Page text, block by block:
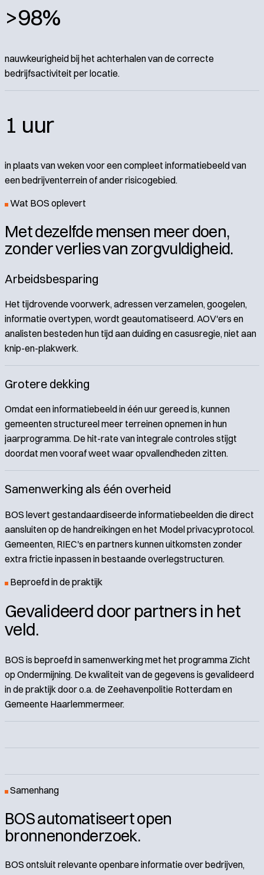
>98%
nauwkeurigheid bij het achterhalen van de correcte
bedrijfsactiviteit per locatie.
1 uur
in plaats van weken voor een compleet informatiebeeld van
een bedrijventerrein of ander risicogebied.
Wat BOS oplevert
Met dezelfde mensen meer doen,
zonder verlies van zorgvuldigheid.
Arbeidsbesparing
Het tijdrovende voorwerk, adressen verzamelen, googelen,
informatie overtypen, wordt geautomatiseerd. AOV'ers en
analisten besteden hun tijd aan duiding en casusregie, niet aan
knip-en-plakwerk.
Grotere dekking
Omdat een informatiebeeld in één uur gereed is, kunnen
gemeenten structureel meer terreinen opnemen in hun
jaarprogramma. De hit-rate van integrale controles stijgt
doordat men vooraf weet waar opvallendheden zitten.
Samenwerking als één overheid
BOS levert gestandaardiseerde informatiebeelden die direct
aansluiten op de handreikingen en het Model privacyprotocol.
Gemeenten, RIEC's en partners kunnen uitkomsten zonder
extra frictie inpassen in bestaande overlegstructuren.
Beproefd in de praktijk
Gevalideerd door partners in het
veld.
BOS is beproefd in samenwerking met het programma Zicht
op Ondermijning. De kwaliteit van de gegevens is gevalideerd
in de praktijk door o.a. de Zeehavenpolitie Rotterdam en
Gemeente Haarlemmermeer.
Samenhang
BOS automatiseert open
bronnenonderzoek.
BOS ontsluit relevante openbare informatie over bedrijven,